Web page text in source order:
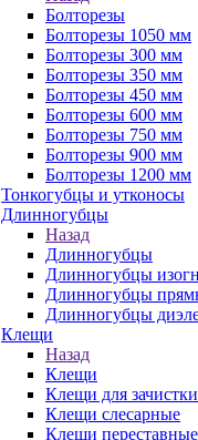
Болторезы
Болторезы 1050 мм
Болторезы 300 мм
Болторезы 350 мм
Болторезы 450 мм
Болторезы 600 мм
Болторезы 750 мм
Болторезы 900 мм
Болторезы 1200 мм
Тонкогубцы и утконосы
Длинногубцы
Назад
Длинногубцы
Длинногубцы
Длинногубцы
Длинногубцы
Клещи
Назад
Клещи
Клещи для
Клещи слесарные
Клещи переставные